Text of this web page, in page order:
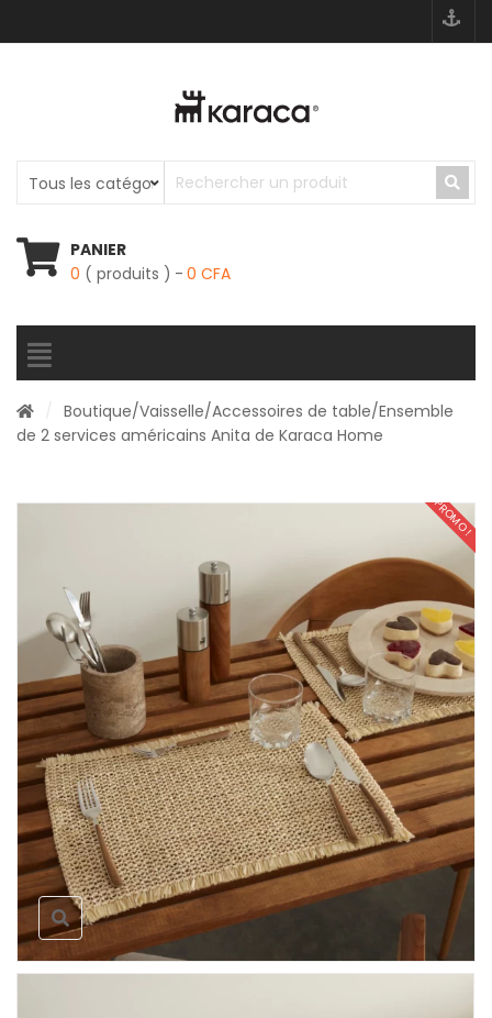
PANIER
0 ( produits ) 0 CFA
Boutique/Vaisselle/Accessoires de table/Ensemble
de 2 services américains Anita de Karaca Home
PROMO !